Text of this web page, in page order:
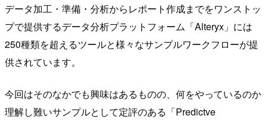
データ加工・準備・分析からレポート作成までをワンストッ
プで提供するデータ分析プラットフォーム「Alteryx」には
250種類を超えるツールと様々なサンプルワークフローが提
供されています。
今回はそのなかでも興味はあるものの、何をやっているのか
理解し難いサンプルとして定評のある「Predictve